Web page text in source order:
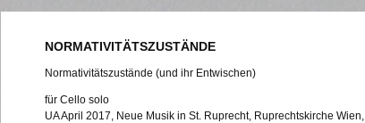
NORMATIVITÄTSZUSTÄNDE
Normativitätszustände (und ihr Entwischen)
für Cello solo
UA April 2017, Neue Musik in St. Ruprecht, Ruprechtskirche Wien,